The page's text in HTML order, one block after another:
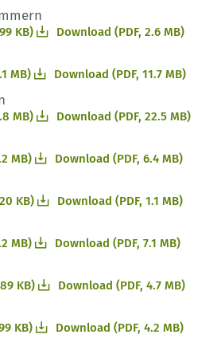
KB) Download (PDF, 2.6 MB)
MB) Download (PDF, 11.7 MB)
MB) Download (PDF, 22.5 MB)
MB) Download (PDF, 6.4 MB)
KB) Download (PDF, 1.1 MB)
MB) Download (PDF, 7.1 MB)
KB) Download (PDF, 4.7 MB)
KB) Download (PDF, 4.2 MB)